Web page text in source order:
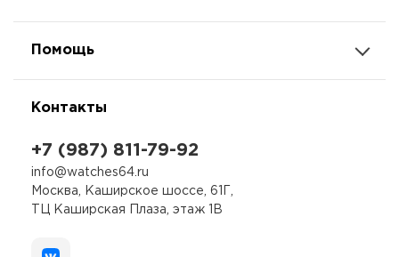
Помощь
Контакты
+7 (987) 811-79-92
info@watches64.ru
Москва, Каширское шоссе, 61Г,
ТЦ Каширская Плаза, этаж 1В